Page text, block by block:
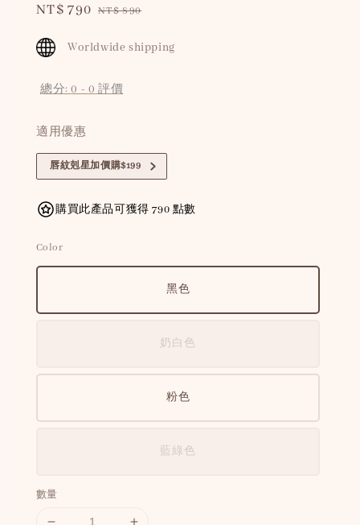
Sale
NT$ 790 Regular
NT$ 890
Worldwide shipping
總分:0 - 0 評價
適用優惠
唇紋剋星加價購$199
購買此產品可獲得 790 點數
Color
黑色
奶白色
粉色
藍綠色
數量